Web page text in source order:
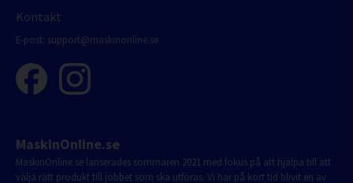
Kontakt
E-post: support@maskinonline.se
MaskinOnline.se
MaskinOnline.se lanserades sommaren 2021 med fokus på att hjälpa till att
välja rätt produkt till jobbet som ska utföras. Vi har på kort tid blivit en av